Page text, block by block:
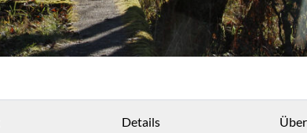
Details